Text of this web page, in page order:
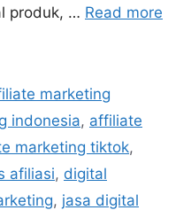
produk, … Read more
marketing
indonesia, affiliate
marketing tiktok,
afiliasi, digital
, jasa digital